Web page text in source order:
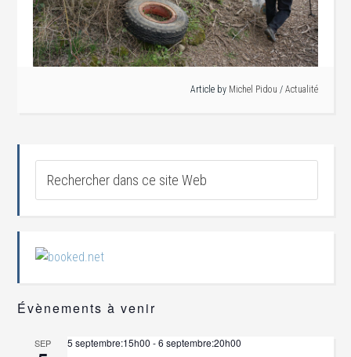
Article by Michel Pidou / Actualité
Évènements à venir
SEP 5 septembre:15h00 -6 septembre:20h00